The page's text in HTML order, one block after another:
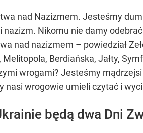
nad Nazizmem. Jesteśmy
Nikomu nie damy
nad nazizmem – powiedział
Berdiańska, Jałty,
wrogami? Jesteśmy
nasi wrogowie umieli czytać i
będą dwa Dni